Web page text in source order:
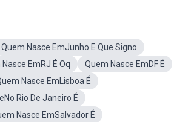
Quem Nasce EmJunho E Que Signo
EmRJ É Oq
Quem Nasce EmDF É
Nasce EmLisboa É
Rio De Janeiro É
Nasce EmSalvador É